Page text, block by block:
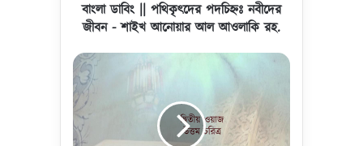
দে
প
দ
চি
হ্নঃ
ন
বাংলা ডাবিং || পথিকৃৎদের পদচিহ্নঃ নবীদের
জীবন - শাইখ আনোয়ার আল আওলাকি রহ.
দা
ও
য়া
ত
স